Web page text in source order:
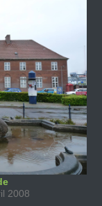
2008